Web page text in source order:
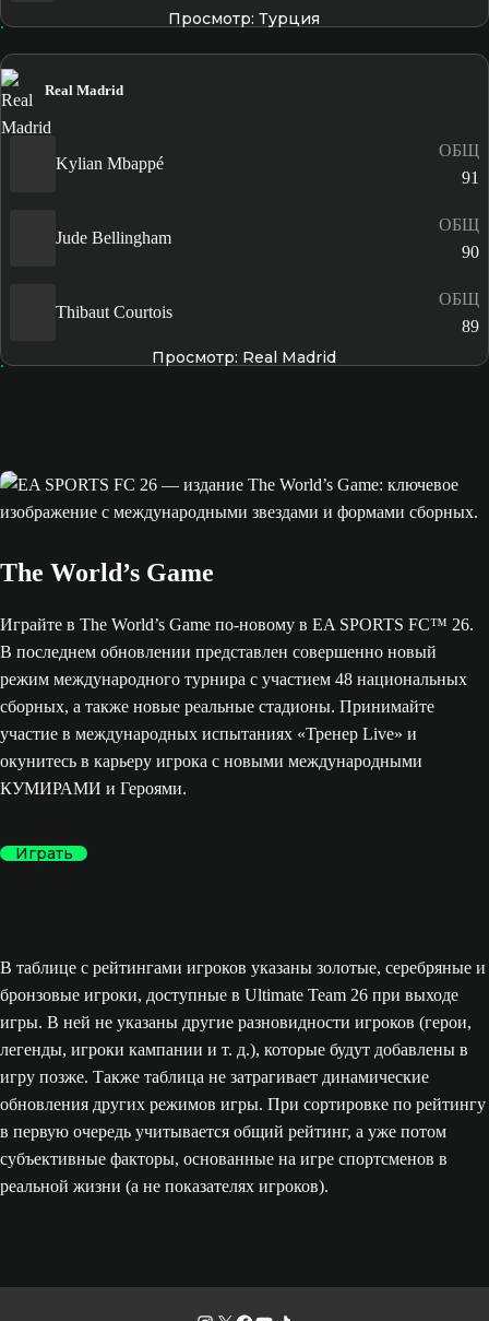
Просмотр: Турция
Real Madrid
Kylian Mbappé
ОБЩ
91
Jude Bellingham
ОБЩ
90
Thibaut Courtois
ОБЩ
89
Просмотр: Real Madrid
The World’s Game
Играйте в The World’s Game по-новому в EA SPORTS FC™ 26.
В последнем обновлении представлен совершенно новый
режим международного турнира с участием 48 национальных
сборных, а также новые реальные стадионы. Принимайте
участие в международных испытаниях «Тренер Live» и
окунитесь в карьеру игрока с новыми международными
КУМИРАМИ и Героями.
Играть
В таблице с рейтингами игроков указаны золотые, серебряные и
бронзовые игроки, доступные в Ultimate Team 26 при выходе
игры. В ней не указаны другие разновидности игроков (герои,
легенды, игроки кампании и т. д.), которые будут добавлены в
игру позже. Также таблица не затрагивает динамические
обновления других режимов игры. При сортировке по рейтингу
в первую очередь учитывается общий рейтинг, а уже потом
субъективные факторы, основанные на игре спортсменов в
реальной жизни (а не показателях игроков).